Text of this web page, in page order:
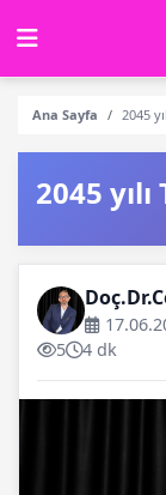
Ana Sayfa 2045
2045
5
4 dk